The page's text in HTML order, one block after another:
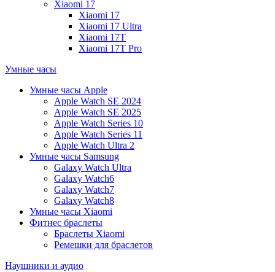
Xiaomi 17
Xiaomi 17
Xiaomi 17 Ultra
Xiaomi 17T
Xiaomi 17T Pro
Умные часы
Умные часы Apple
Apple Watch SE 2024
Apple Watch SE 2025
Apple Watch Series 10
Apple Watch Series 11
Apple Watch Ultra 2
Умные часы Samsung
Galaxy Watch Ultra
Galaxy Watch6
Galaxy Watch7
Galaxy Watch8
Умные часы Xiaomi
Фитнес браслеты
Браслеты Xiaomi
Ремешки для браслетов
Наушники и аудио